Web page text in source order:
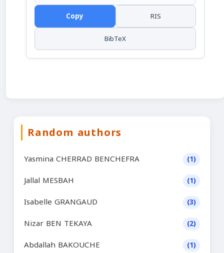
Copy
RIS
BibTeX
Random authors
Yasmina CHERRAD BENCHEFRA (1)
Jallal MESBAH (1)
Isabelle GRANGAUD (3)
Nizar BEN TEKAYA (2)
Abdallah BAKOUCHE (1)